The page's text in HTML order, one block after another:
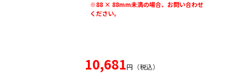
※88 × 88mm未満の場合、お問い合わせ
ください。
10,681円（税込）